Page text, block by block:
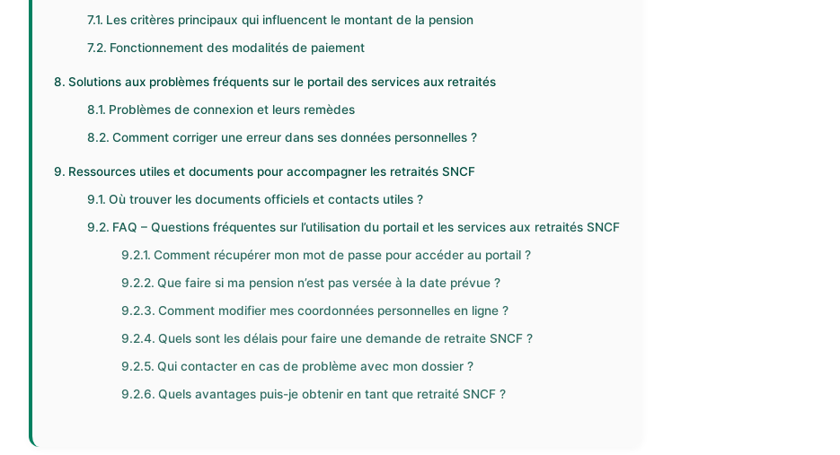
Les critères principaux qui influencent le montant de la pension
Fonctionnement des modalités de paiement
Solutions aux problèmes fréquents sur le portail des services aux retraités
Problèmes de connexion et leurs remèdes
Comment corriger une erreur dans ses données personnelles ?
Ressources utiles et documents pour accompagner les retraités SNCF
Où trouver les documents officiels et contacts utiles ?
FAQ – Questions fréquentes sur l’utilisation du portail et les services aux retraités SNCF
Comment récupérer mon mot de passe pour accéder au portail ?
Que faire si ma pension n’est pas versée à la date prévue ?
Comment modifier mes coordonnées personnelles en ligne ?
Quels sont les délais pour faire une demande de retraite SNCF ?
Qui contacter en cas de problème avec mon dossier ?
Quels avantages puis-je obtenir en tant que retraité SNCF ?